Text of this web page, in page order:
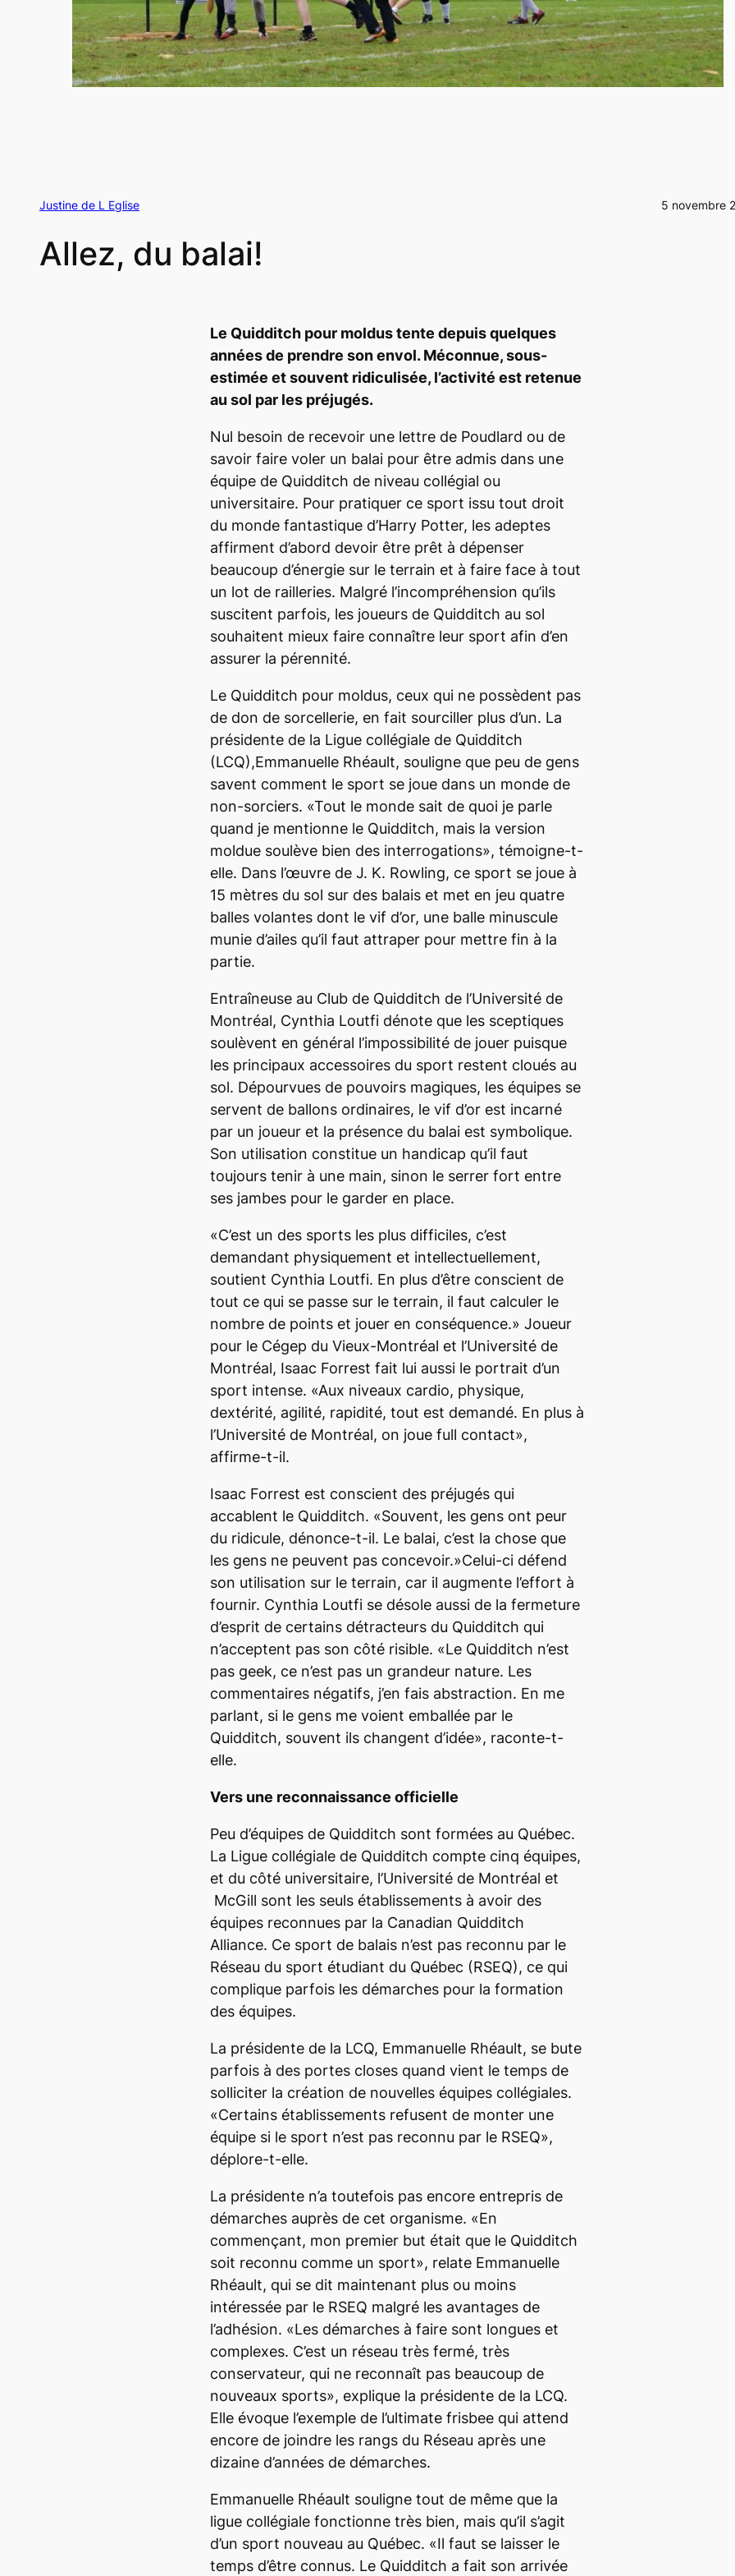
Justine de L Eglise 5 novembre
Allez, du balai!
Le Quidditch pour moldus tente depuis quelques
années de prendre son envol. Méconnue, sous-
estimée et souvent ridiculisée, l’activité est retenue
au sol par les préjugés.
Nul besoin de recevoir une lettre de Poudlard ou de
savoir faire voler un balai pour être admis dans une
équipe de Quidditch de niveau collégial ou
universitaire. Pour pratiquer ce sport issu tout droit
du monde fantastique d’Harry Potter, les adeptes
affirment d’abord devoir être prêt à dépenser
beaucoup d’énergie sur le terrain et à faire face à tout
un lot de railleries. Malgré l’incompréhension qu’ils
suscitent parfois, les joueurs de Quidditch au sol
souhaitent mieux faire connaître leur sport afin d’en
assurer la pérennité.
Le Quidditch pour moldus, ceux qui ne possèdent pas
de don de sorcellerie, en fait sourciller plus d’un. La
présidente de la Ligue collégiale de Quidditch
(LCQ),Emmanuelle Rhéault, souligne que peu de gens
savent comment le sport se joue dans un monde de
non-sorciers. «Tout le monde sait de quoi je parle
quand je mentionne le Quidditch, mais la version
moldue soulève bien des interrogations», témoigne-t-
elle. Dans l’œuvre de J. K. Rowling, ce sport se joue à
15 mètres du sol sur des balais et met en jeu quatre
balles volantes dont le vif d’or, une balle minuscule
munie d’ailes qu’il faut attraper pour mettre fin à la
partie.
Entraîneuse au Club de Quidditch de l’Université de
Montréal, Cynthia Loutfi dénote que les sceptiques
soulèvent en général l’impossibilité de jouer puisque
les principaux accessoires du sport restent cloués au
sol. Dépourvues de pouvoirs magiques, les équipes se
servent de ballons ordinaires, le vif d’or est incarné
par un joueur et la présence du balai est symbolique.
Son utilisation constitue un handicap qu’il faut
toujours tenir à une main, sinon le serrer fort entre
ses jambes pour le garder en place.
«C’est un des sports les plus difficiles, c’est
demandant physiquement et intellectuellement,
soutient Cynthia Loutfi. En plus d’être conscient de
tout ce qui se passe sur le terrain, il faut calculer le
nombre de points et jouer en conséquence.» Joueur
pour le Cégep du Vieux-Montréal et l’Université de
Montréal, Isaac Forrest fait lui aussi le portrait d’un
sport intense. «Aux niveaux cardio, physique,
dextérité, agilité, rapidité, tout est demandé. En plus à
l’Université de Montréal, on joue full contact»,
affirme-t-il.
Isaac Forrest est conscient des préjugés qui
accablent le Quidditch. «Souvent, les gens ont peur
du ridicule, dénonce-t-il. Le balai, c’est la chose que
les gens ne peuvent pas concevoir.»Celui-ci défend
son utilisation sur le terrain, car il augmente l’effort à
fournir. Cynthia Loutfi se désole aussi de la fermeture
d’esprit de certains détracteurs du Quidditch qui
n’acceptent pas son côté risible. «Le Quidditch n’est
pas geek, ce n’est pas un grandeur nature. Les
commentaires négatifs, j’en fais abstraction. En me
parlant, si le gens me voient emballée par le
Quidditch, souvent ils changent d’idée», raconte-t-
elle.
Vers une reconnaissance officielle
Peu d’équipes de Quidditch sont formées au Québec.
La Ligue collégiale de Quidditch compte cinq équipes,
et du côté universitaire, l’Université de Montréal et
McGill sont les seuls établissements à avoir des
équipes reconnues par la Canadian Quidditch
Alliance. Ce sport de balais n’est pas reconnu par le
Réseau du sport étudiant du Québec (RSEQ), ce qui
complique parfois les démarches pour la formation
des équipes.
La présidente de la LCQ, Emmanuelle Rhéault, se bute
parfois à des portes closes quand vient le temps de
solliciter la création de nouvelles équipes collégiales.
«Certains établissements refusent de monter une
équipe si le sport n’est pas reconnu par le RSEQ»,
déplore-t-elle.
La présidente n’a toutefois pas encore entrepris de
démarches auprès de cet organisme. «En
commençant, mon premier but était que le Quidditch
soit reconnu comme un sport», relate Emmanuelle
Rhéault, qui se dit maintenant plus ou moins
intéressée par le RSEQ malgré les avantages de
l’adhésion. «Les démarches à faire sont longues et
complexes. C’est un réseau très fermé, très
conservateur, qui ne reconnaît pas beaucoup de
nouveaux sports», explique la présidente de la LCQ.
Elle évoque l’exemple de l’ultimate frisbee qui attend
encore de joindre les rangs du Réseau après une
dizaine d’années de démarches.
Emmanuelle Rhéault souligne tout de même que la
ligue collégiale fonctionne très bien, mais qu’il s’agit
d’un sport nouveau au Québec. «Il faut se laisser le
temps d’être connus. Le Quidditch a fait son arrivée